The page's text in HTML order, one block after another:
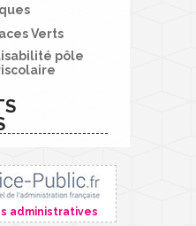
Verts
pôle
administratives